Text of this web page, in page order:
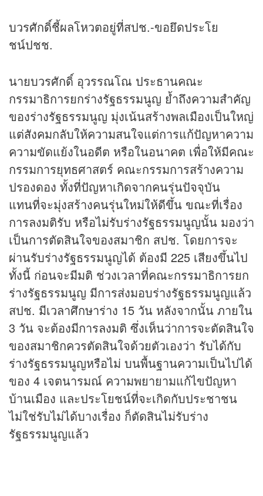
บวรศักดิ์ชี้ผลโหวตอยู่ที่สปช.-ขอยึดประโย
ชน์ปชช.
นายบวรศักดิ์ อุวรรณโณ ประธานคณะ
กรรมาธิการยกร่างรัฐธรรมนูญ ย้ำถึงความสำคัญ
ของร่างรัฐธรรมนูญ มุ่งเน้นสร้างพลเมืองเป็นใหญ่
แต่สังคมกลับให้ความสนใจแต่การแก้ปัญหาความ
ความขัดแย้งในอดีต หรือในอนาคต เพื่อให้มีคณะ
กรรมการยุทธศาสตร์ คณะกรรมการสร้างความ
ปรองดอง ทั้งที่ปัญหาเกิดจากคนรุ่นปัจจุบัน
แทนที่จะมุ่งสร้างคนรุ่นใหม่ให้ดีขึ้น ขณะที่เรื่อง
การลงมติรับ หรือไม่รับร่างรัฐธรรมนูญนั้น มองว่า
เป็นการตัดสินใจของสมาชิก สปช. โดยการจะ
ผ่านรับร่างรัฐธรรมนูญได้ ต้องมี 225 เสียงขึ้นไป
ทั้งนี้ ก่อนจะมีมติ ช่วงเวลาที่คณะกรรมาธิการยก
ร่างรัฐธรรมนูญ มีการส่งมอบร่างรัฐธรรมนูญแล้ว
สปช. มีเวลาศึกษาร่าง 15 วัน หลังจากนั้น ภายใน
3 วัน จะต้องมีการลงมติ ซึ่งเห็นว่าการจะตัดสินใจ
ของสมาชิกควรตัดสินใจด้วยตัวเองว่า รับได้กับ
ร่างรัฐธรรมนูญหรือไม่ บนพื้นฐานความเป็นไปได้
ของ 4 เจตนารมณ์ ความพยายามแก้ไขปัญหา
บ้านเมือง และประโยชน์ที่จะเกิดกับประชาชน
ไม่ใช่รับไม่ได้บางเรื่อง ก็ตัดสินไม่รับร่าง
รัฐธรรมนูญแล้ว